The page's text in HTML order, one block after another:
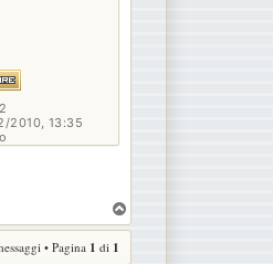
2010, 13:35
o
• Pagina 1 di 1